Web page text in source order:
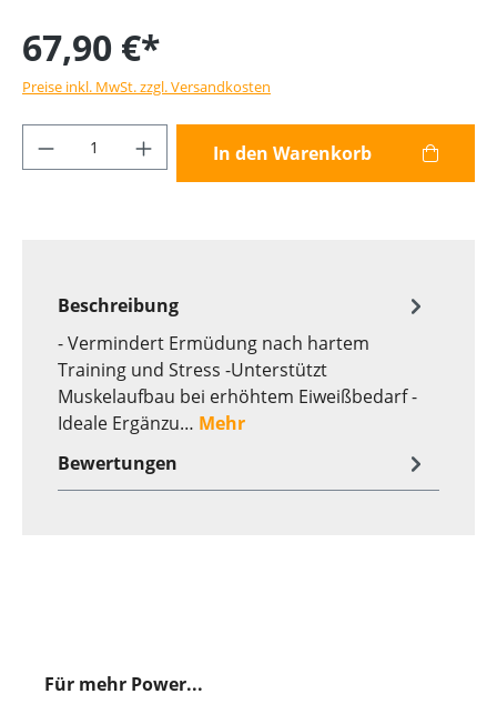
67,90 €*
Preise inkl. MwSt. zzgl. Versandkosten
Produkt Anzahl: Gib den gewünschten
In den Warenkorb
Beschreibung
- Vermindert Ermüdung nach hartem
Training und Stress -Unterstützt
Muskelaufbau bei erhöhtem Eiweißbedarf -
Ideale Ergänzu… Mehr
Bewertungen
Für mehr Power...